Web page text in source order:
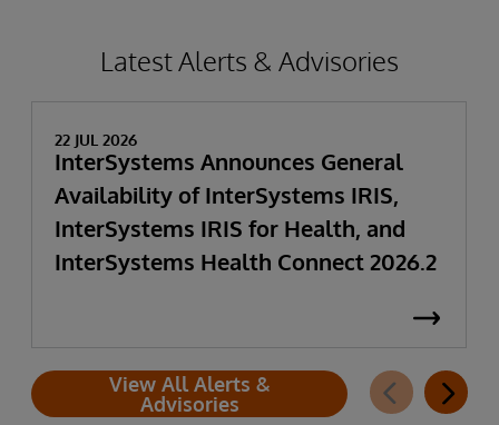
Latest Alerts & Advisories
22 JUL 2026
InterSystems Announces General
Availability of InterSystems IRIS,
InterSystems IRIS for Health, and
InterSystems Health Connect 2026.2
View All Alerts &
Advisories